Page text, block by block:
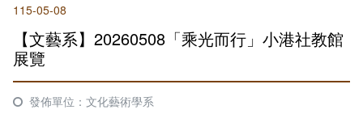
連絡系辦
教育目標與核心能力
諮詢信箱
課程資訊
課程表
專業必修課程
授課大綱
互動服務
檔案下載
活動訊息
系學會
系學會幹部
回空大首頁
115-05-08
【文藝系】20260508「乘光而行」小港社教館
展覽
發佈單位：文化藝術學系